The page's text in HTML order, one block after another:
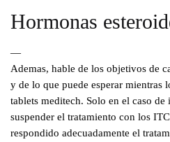
Hormonas
—
Ademas, hable de los objetivos de
y de lo que puede esperar mientras
tablets meditech. Solo en el caso de
suspender el tratamiento con los
respondido adecuadamente el